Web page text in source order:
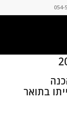
עד לזכייתו בתואר